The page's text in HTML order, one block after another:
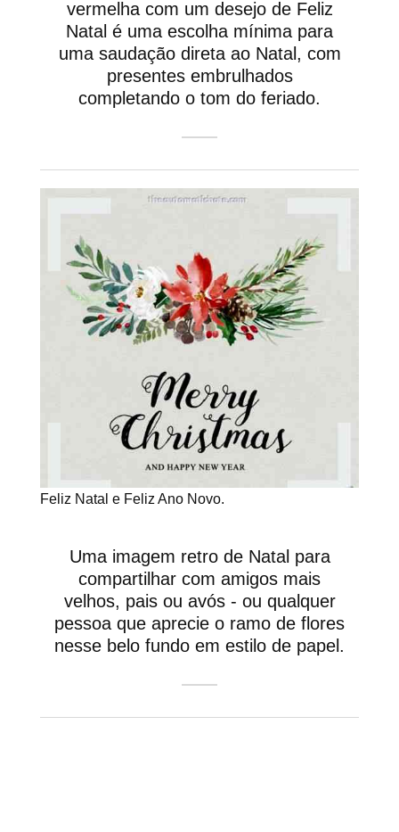
vermelha com um desejo de Feliz
Natal é uma escolha mínima para
uma saudação direta ao Natal, com
presentes embrulhados
completando o tom do feriado.
Feliz Natal e Feliz Ano Novo.
Uma imagem retro de Natal para
compartilhar com amigos mais
velhos, pais ou avós - ou qualquer
pessoa que aprecie o ramo de flores
nesse belo fundo em estilo de papel.